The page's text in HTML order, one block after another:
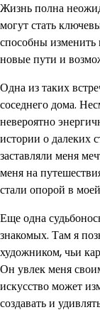
Жизнь полна
могут стать
способны изменить
новые пути и
Одна из таких
соседнего дома.
невероятно
истории о далеких
заставляли меня
меня на
стали опорой в
Еще одна
знакомых. Там я
художником, чьи
Он увлек меня
искусство может
создавать и